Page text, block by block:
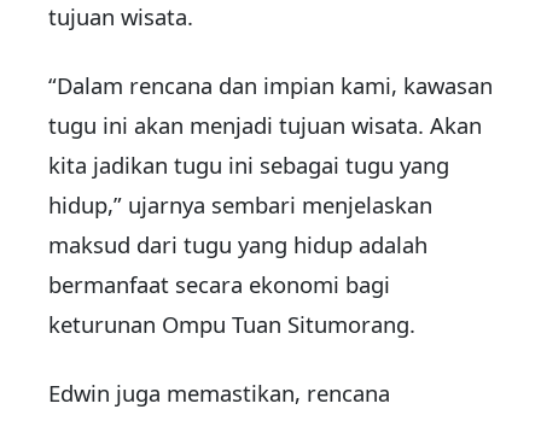
tujuan wisata.
“Dalam rencana dan impian kami, kawasan
tugu ini akan menjadi tujuan wisata. Akan
kita jadikan tugu ini sebagai tugu yang
hidup,” ujarnya sembari menjelaskan
maksud dari tugu yang hidup adalah
bermanfaat secara ekonomi bagi
keturunan Ompu Tuan Situmorang.
Edwin juga memastikan, rencana